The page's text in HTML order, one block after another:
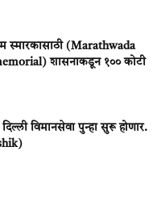
स्‍मारकासाठी (Marathwada
शासनाकडून १०० कोटी
विमानसेवा पुन्हा सुरू होणार.